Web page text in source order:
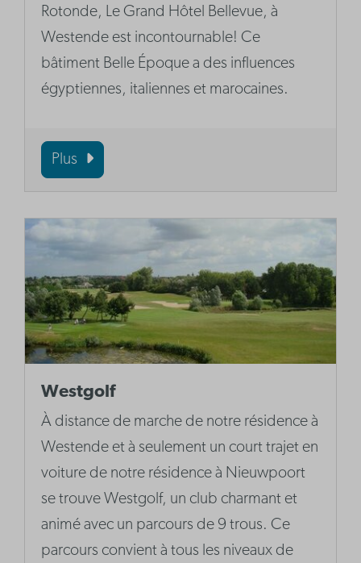
Rotonde, Le Grand Hôtel Bellevue, à
Westende est incontournable! Ce
bâtiment Belle Époque a des influences
égyptiennes, italiennes et marocaines.
Plus
Westgolf
À distance de marche de notre résidence à
Westende et à seulement un court trajet en
voiture de notre résidence à Nieuwpoort
se trouve Westgolf, un club charmant et
animé avec un parcours de 9 trous. Ce
parcours convient à tous les niveaux de